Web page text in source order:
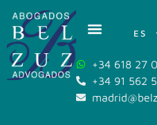
ES
+34 618 27
+34 91 562